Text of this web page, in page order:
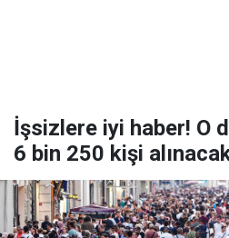
İşsizlere iyi haber! O
6 bin 250 kişi